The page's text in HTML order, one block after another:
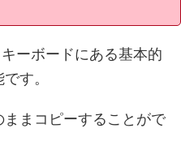
ーボードにある基本的
す。
まコピーすることがで